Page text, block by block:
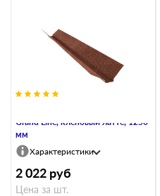
Grand Line, кленовый латте, 1250
мм
Характеристики
2 022 руб
Цена за шт.